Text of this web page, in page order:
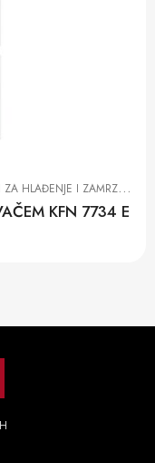
HLAĐENJE I ZAMRZAVANJE
KFN 7734 E